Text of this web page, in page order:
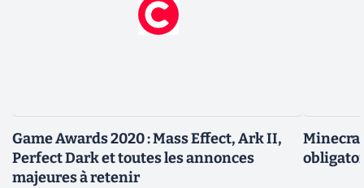
Game Awards 2020 : Mass Effect, Ark II,
Perfect Dark et toutes les annonces
majeures à retenir